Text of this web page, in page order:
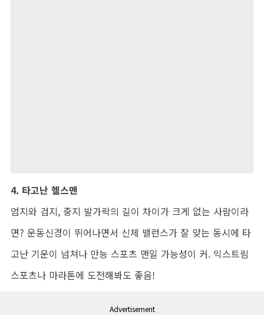
4. 타고난 헬스맨
엄지와 검지, 중지 발가락의 길이 차이가 크게 없는 사람이라
면? 운동신경이 뛰어나면서 신체 밸런스가 잘 맞는 동시에 타
고난 기운이 넘쳐나 만능 스포츠 맨일 가능성이 커. 익스트림
스포츠나 마라톤에 도전해봐도 좋음!
Advertisement